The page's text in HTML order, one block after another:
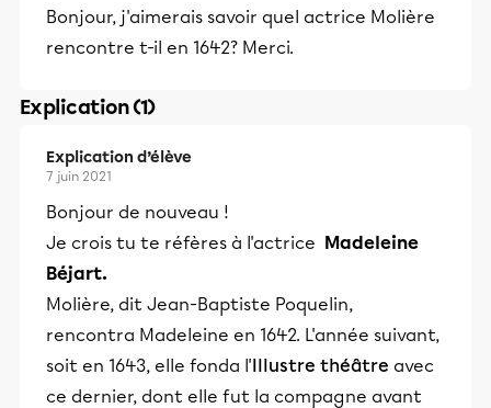
Bonjour, j'aimerais savoir quel actrice Molière
rencontre t-il en 1642? Merci.
Explication (1)
Explication d’élève
7 juin 2021
Bonjour de nouveau !
Je crois tu te réfères à l'actrice Madeleine
Béjart.
Molière, dit Jean-Baptiste Poquelin,
rencontra Madeleine en 1642. L'année suivant,
soit en 1643, elle fonda l'Illustre théâtre avec
ce dernier, dont elle fut la compagne avant